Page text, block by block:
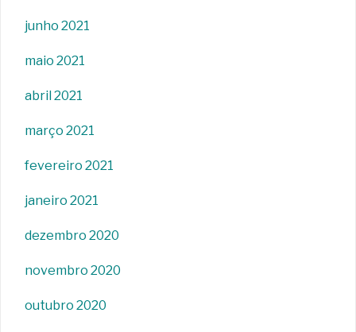
junho 2021
maio 2021
abril 2021
março 2021
fevereiro 2021
janeiro 2021
dezembro 2020
novembro 2020
outubro 2020